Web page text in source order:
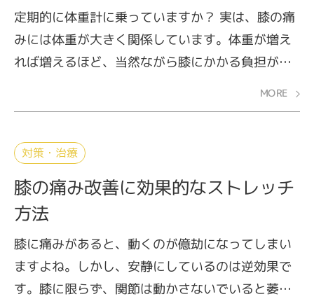
定期的に体重計に乗っていますか？ 実は、膝の痛
みには体重が大きく関係しています。体重が増え
れば増えるほど、当然ながら膝にかかる負担が大
きくなるほか、膝に痛みがあると運動不足にな
り、さらに体重増につながるという悪循環に陥り
痛みを予防・改善しましょう。
MORE
対策・治療
膝の痛み改善に効果的なストレッチ
方法
膝に痛みがあると、動くのが億劫になってしまい
ますよね。しかし、安静にしているのは逆効果で
す。膝に限らず、関節は動かさないでいると萎縮